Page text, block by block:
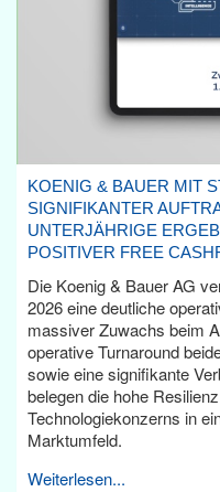
KOENIG & BAUER MIT
SIGNIFIKANTER
UNTERJÄHRIGE
POSITIVER FREE
Die Koenig & Bauer AG
2026 eine deutliche
massiver Zuwachs beim
operative Turnaround
sowie eine signifikante
belegen die hohe
Technologiekonzerns in
Marktumfeld.
Weiterlesen...